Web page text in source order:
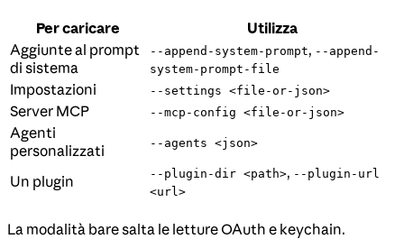
Per caricare
Utilizza
Aggiunte al prompt
di sistema
--append-system-prompt, --append-
system-prompt-file
Impostazioni --settings <file-or-json>
Server MCP --mcp-config <file-or-json>
Agenti
personalizzati
--agents <json>
Un plugin --plugin-dir <path>, --plugin-url
<url>
La modalità bare salta le letture OAuth e keychain.